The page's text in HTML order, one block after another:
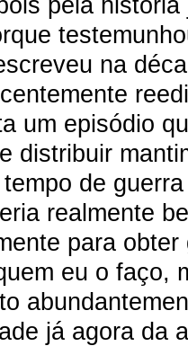
na
um episódio
distribuir
de
realmente
para
eu o faço,
já agora da